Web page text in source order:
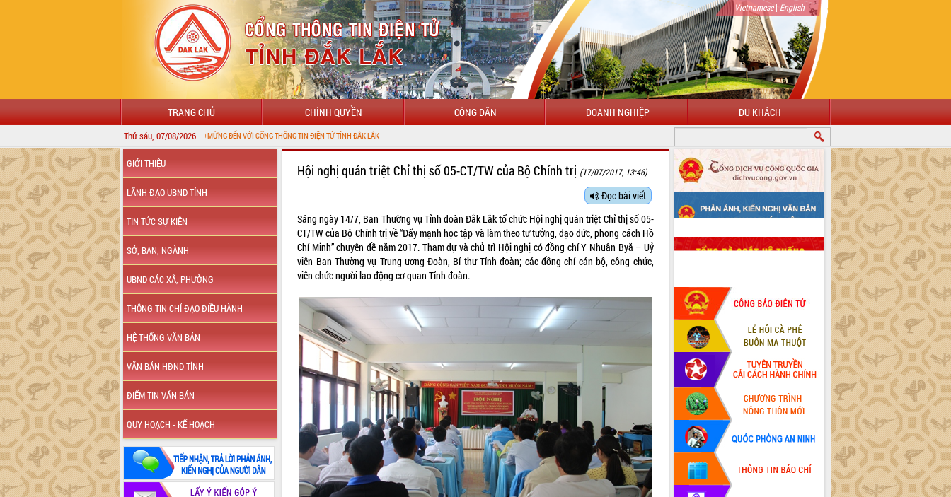
Vietnamese| English
TRANG CHỦ CHÍNH QUYỀN CÔNG DÂN DOANH NGHIỆP DU KHÁCH
Thứ sáu, 07/08/2026
CHÀO MỪNG ĐẾN VỚI CỔNG THÔNG TIN ĐIỆN TỬ TỈNH ĐẮK LẮK
GIỚI THIỆU
LÃNH ĐẠO UBND TỈNH
TIN TỨC SỰ KIỆN
SỞ, BAN, NGÀNH
UBND CÁC XÃ, PHƯỜNG
THÔNG TIN CHỈ ĐẠO ĐIỀU HÀNH
HỆ THỐNG VĂN BẢN
VĂN BẢN HĐND TỈNH
ĐIỂM TIN VĂN BẢN
QUY HOẠCH - KẾ HOẠCH
Hội nghị quán triệt Chỉ thị số 05-CT/TW của Bộ Chính trị (17/07/2017, 13:46)
Đọc bài viết
Sáng ngày 14/7, Ban Thường vụ Tỉnh đoàn Đắk Lắk tổ chức Hội nghị quán triệt Chỉ thị số 05-
CT/TW của Bộ Chính trị về “Đẩy mạnh học tập và làm theo tư tưởng, đạo đức, phong cách Hồ
Chí Minh” chuyên đề năm 2017. Tham dự và chủ trì Hội nghị có đồng chí Y Nhuân Byă – Uỷ
viên Ban Thường vụ Trung ương Đoàn, Bí thư Tỉnh đoàn; các đồng chí cán bộ, công chức,
viên chức người lao động cơ quan Tỉnh đoàn.